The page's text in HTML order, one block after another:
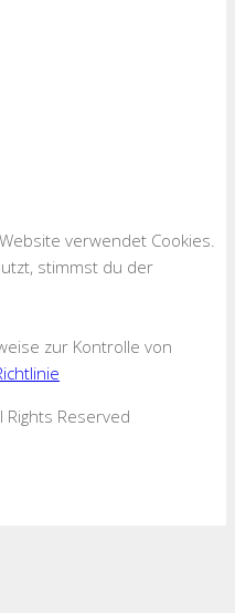
verwendet Cookies.
stimmst du der
zur Kontrolle von
Rights Reserved